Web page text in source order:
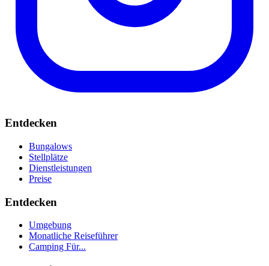
Entdecken
Bungalows
Stellplätze
Dienstleistungen
Preise
Entdecken
Umgebung
Monatliche Reiseführer
Camping Für...